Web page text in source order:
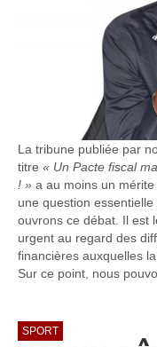
La tribune publiée par
titre « Un Pacte fiscal
! » a au moins un
une question
ouvrons ce débat. Il est
urgent au regard des
financières auxquelles
Sur ce point, nous
SPORT